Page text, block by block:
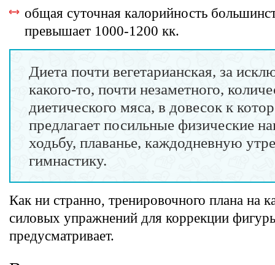
общая суточная калорийность
превышает 1000-1200 кк.
Диета почти вегетарианская, за
какого-то, почти незаметного,
диетического мяса, в довесок к
предлагает посильные физические
ходьбу, плаванье, каждодневную
гимнастику.
Как ни странно, тренировочного плана на
силовых упражнений для коррекции
предусматривает.